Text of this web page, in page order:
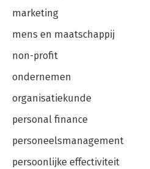
marketing
mens en maatschappij
non-profit
ondernemen
organisatiekunde
personal finance
personeelsmanagement
persoonlijke effectiviteit